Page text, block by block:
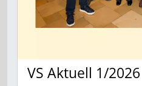
VS Aktuell 1/2026